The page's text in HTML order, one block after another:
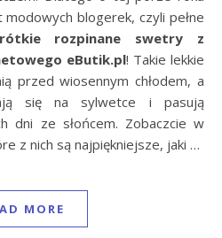
blogerek, czyli pełne
rozpinane swetry z
eButik.pl! Takie lekkie
przed wiosennym chłodem, a
się na sylwetce i pasują
dni ze słońcem. Zobaczcie w
z nich są najpiękniejsze, jaki …
MORE